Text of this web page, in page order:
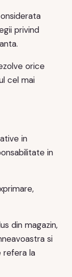
privind
orice
cel mai
in
in
din magazin,
si
refera la